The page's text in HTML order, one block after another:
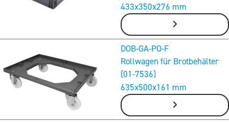
433x350x276 mm
DOB-GA-PO-F
Rollwagen für Brotbehälter
(01-7536)
635x500x161 mm